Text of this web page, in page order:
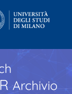
Archivio